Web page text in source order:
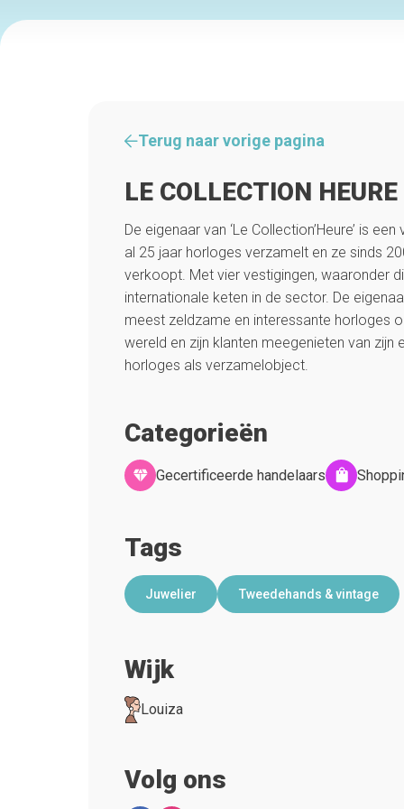
Terug naar vorige pagina
LE COLLECTION HEURE
De eigenaar van ‘Le Collection’Heure’ is
al 25 jaar horloges verzamelt en ze sinds
verkoopt. Met vier vestigingen, waaronder
internationale keten in de sector. De
meest zeldzame en interessante horloges
wereld en zijn klanten meegenieten van zijn
horloges als verzamelobject.
Categorieën
Gecertificeerde handelaars
Tags
Juwelier Tweedehands & vintage
Wijk
Louiza
Volg ons